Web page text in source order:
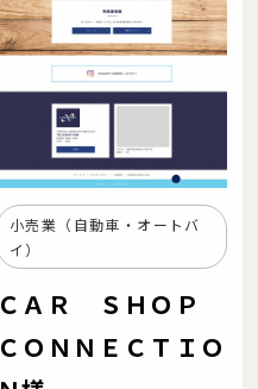
小売業（自動車・オートバ
イ）
ＣＡＲ ＳＨＯＰ
ＣＯＮＮＥＣＴＩＯ